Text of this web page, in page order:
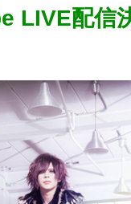
LIVE配信